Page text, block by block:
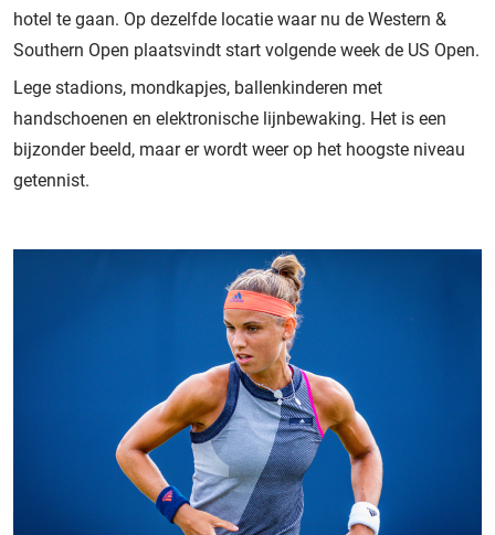
hotel te gaan. Op dezelfde locatie waar nu de Western &
Southern Open plaatsvindt start volgende week de US Open.
Lege stadions, mondkapjes, ballenkinderen met
handschoenen en elektronische lijnbewaking. Het is een
bijzonder beeld, maar er wordt weer op het hoogste niveau
getennist.